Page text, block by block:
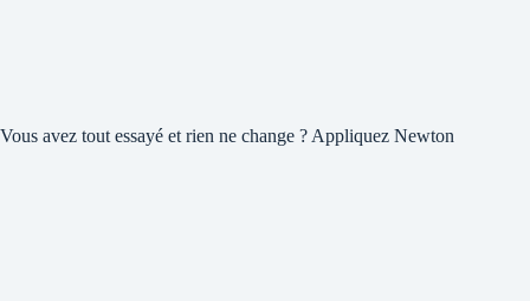
Vous avez tout essayé et rien ne change ? Appliquez Newton